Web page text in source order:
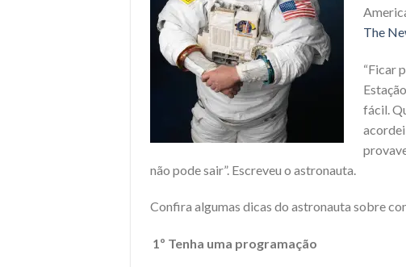
The
“Ficar
fácil.
não pode sair”. Escreveu o astronauta.
Confira algumas dicas do astronauta sobre
1º Tenha uma programação